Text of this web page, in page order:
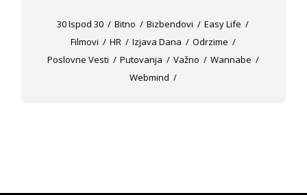
30 Ispod 30 Bitno Bizbendovi
Easy Life
Filmovi
HR Izjava Dana
Odrzime
Poslovne Vesti
Putovanja Važno
Wannabe
Webmind